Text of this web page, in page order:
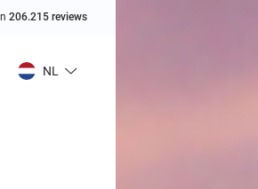
206.215 reviews
NL